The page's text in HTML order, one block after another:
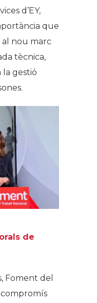
d’EY,
que
al nou marc
tècnica,
la gestió
de
Foment del